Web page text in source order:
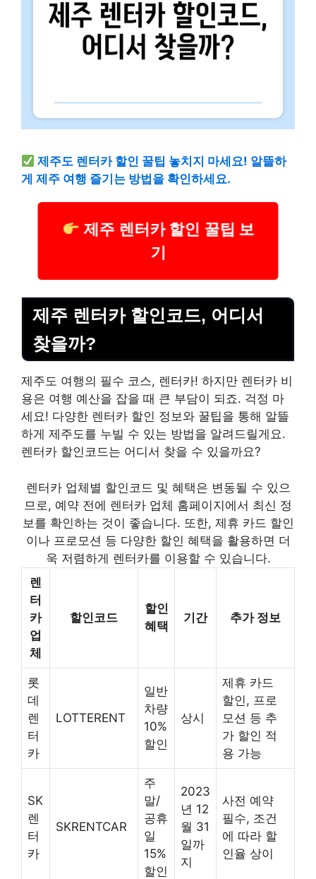
제주도 렌터카 할인 꿀팁 놓치지 마세요! 알뜰하
게 제주 여행 즐기는 방법을 확인하세요.
제주 렌터카 할인 꿀팁 보
기
제주 렌터카 할인코드, 어디서
찾을까?
제주도 여행의 필수 코스, 렌터카! 하지만 렌터카 비
용은 여행 예산을 잡을 때 큰 부담이 되죠. 걱정 마
세요! 다양한 렌터카 할인 정보와 꿀팁을 통해 알뜰
하게 제주도를 누빌 수 있는 방법을 알려드릴게요.
렌터카 할인코드는 어디서 찾을 수 있을까요?
렌터카 업체별 할인코드 및 혜택은 변동될 수 있으
므로, 예약 전에 렌터카 업체 홈페이지에서 최신 정
보를 확인하는 것이 좋습니다. 또한, 제휴 카드 할인
이나 프로모션 등 다양한 할인 혜택을 활용하면 더
욱 저렴하게 렌터카를 이용할 수 있습니다.
렌
터
카
업
체
할인코드
할인
혜택
기간 추가 정보
롯
데
렌
터
카
LOTTERENT
일반
차량
10%
할인
상시
제휴 카드
할인, 프로
모션 등 추
가 할인 적
용 가능
SK
렌
터
카
SKRENTCAR
주
말/
공휴
일
15%
할인
2023
년 12
월 31
일까
지
사전 예약
필수, 조건
에 따라 할
인율 상이